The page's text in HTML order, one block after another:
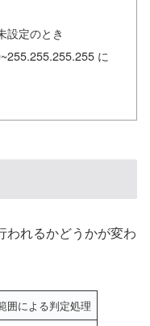
設定のとき
に
われるかどうかが変わ
囲による判定処理